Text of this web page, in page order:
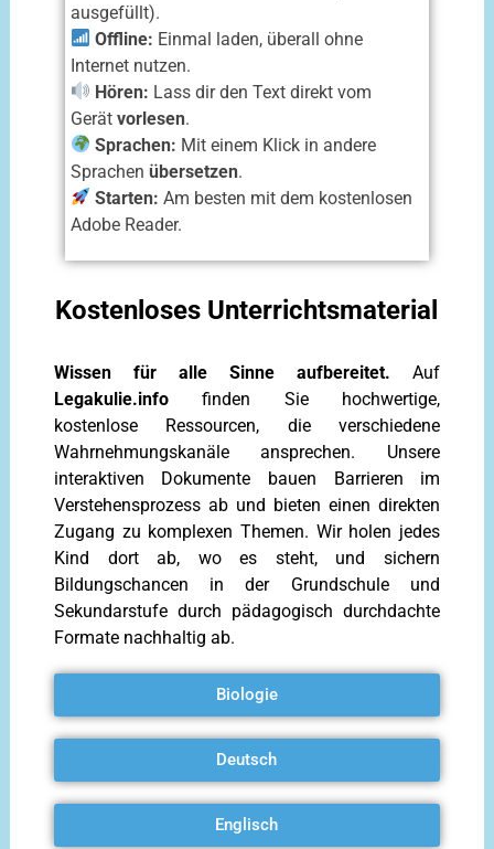
ausgefüllt).
Offline: Einmal laden, überall ohne
Internet nutzen.
Hören: Lass dir den Text direkt vom
Gerät vorlesen.
Sprachen: Mit einem Klick in andere
Sprachen übersetzen.
Starten: Am besten mit dem kostenlosen
Adobe Reader.
Kostenloses Unterrichtsmaterial
Wissen für alle Sinne aufbereitet. Auf
Legakulie.infofinden Sie hochwertige,
kostenlose Ressourcen, die verschiedene
Wahrnehmungskanäle ansprechen. Unsere
interaktiven Dokumente bauen Barrieren im
Verstehensprozess ab und bieten einen direkten
Zugang zu komplexen Themen. Wir holen jedes
Kind dort ab, wo es steht, und sichern
Bildungschancen in der Grundschule und
Sekundarstufe durch pädagogisch durchdachte
Formate nachhaltig ab.
Biologie
Deutsch
Englisch